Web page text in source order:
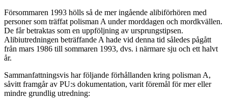
Försommaren 1993 hölls så de mer ingående alibiförhören med
personer som träffat polisman A under morddagen och mordkvällen.
De får betraktas som en uppföljning av ursprungstipsen.
Alibiutredningen beträffande A hade vid denna tid således pågått
från mars 1986 till sommaren 1993, dvs. i närmare sju och ett halvt
år.
Sammanfattningsvis har följande förhållanden kring polisman A,
såvitt framgår av PU:s dokumentation, varit föremål för mer eller
mindre grundlig utredning: